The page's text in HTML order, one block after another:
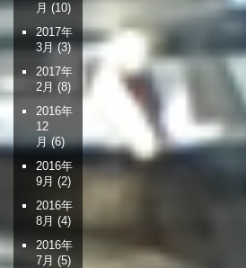
月 (10)
2017年
3月(3)
2017年
2月 (8)
2016年
12
月(6)
2016年
9月 (2)
2016年
8月 (4)
2016年
7月 (5)